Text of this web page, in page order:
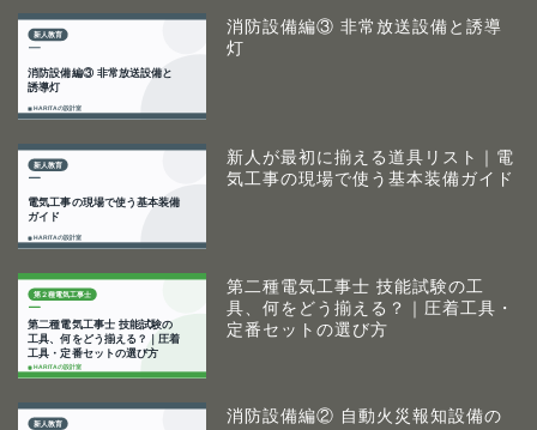
消防設備編③ 非常放送設備と誘導
灯
新人が最初に揃える道具リスト｜電
気工事の現場で使う基本装備ガイド
第二種電気工事士 技能試験の工
具、何をどう揃える？｜圧着工具・
定番セットの選び方
消防設備編② 自動火災報知設備の